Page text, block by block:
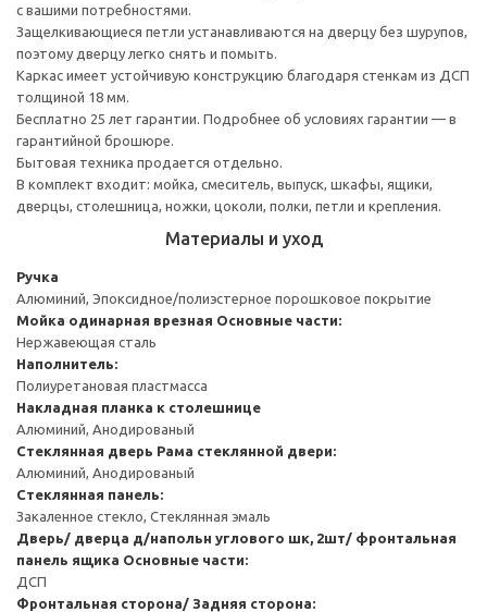
с вашими потребностями.
Защелкивающиеся петли устанавливаются на дверцу без шурупов,
поэтому дверцу легко снять и помыть.
Каркас имеет устойчивую конструкцию благодаря стенкам из ДСП
толщиной 18 мм.
Бесплатно 25 лет гарантии. Подробнее об условиях гарантии — в
гарантийной брошюре.
Бытовая техника продается отдельно.
В комплект входит: мойка, смеситель, выпуск, шкафы, ящики,
дверцы, столешница, ножки, цоколи, полки, петли и крепления.
Материалы и уход
Ручка
Алюминий, Эпоксидное/полиэстерное порошковое покрытие
Мойка одинарная врезная Основные части:
Нержавеющая сталь
Наполнитель:
Полиуретановая пластмасса
Накладная планка к столешнице
Алюминий, Анодированый
Стеклянная дверь Рама стеклянной двери:
Алюминий, Анодированый
Стеклянная панель:
Закаленное стекло, Стеклянная эмаль
Дверь/ дверца д/напольн углового шк, 2шт/ фронтальная
панель ящика Основные части:
ДСП
Фронтальная сторона/ Задняя сторона: